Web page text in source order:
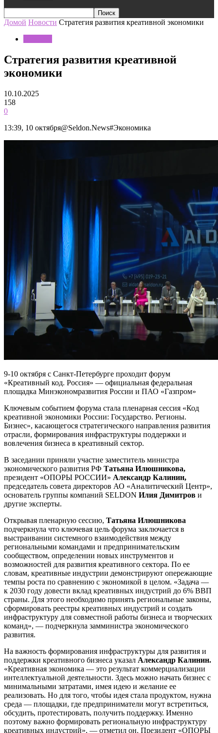
Домой Новости Стратегия развития креативной экономики
Стратегия развития креативной
экономики
10.10.2025
158
0
13:39, 10 октября@Seldon.News#Экономика
9-10 октября с Санкт-Петербурге проходит форум
«Креативный код. Россия» — официальная федеральная
площадка Минэкономразвития России и ПАО «Газпром»
Ключевым событием форума стала пленарная сессия «Код
креативной экономики России: Государство. Регионы.
Бизнес», касающегося стратегического направления развития
отрасли, формирования инфраструктуры поддержки и
вовлечения бизнеса в креативный сектор.
В заседании приняли участие заместитель министра
экономического развития РФ Татьяна Илюшникова,
президент «ОПОРЫ РОССИИ» Александр Калинин,
председатель совета директоров АО «Аналитический Центр»,
основатель группы компаний SELDON Илия Димитров и
другие эксперты.
Открывая пленарную сессию, Татьяна Илюшникова
подчеркнула что ключевая цель форума заключается в
выстраивании системного взаимодействия между
региональными командами и предпринимательским
сообществом, определении новых инструментов и
возможностей для развития креативного сектора. По ее
словам, креативные индустрии демонстрируют опережающие
темпы роста по сравнению с экономикой в целом. «Задача —
к 2030 году довести вклад креативных индустрий до 6% ВВП
страны. Для этого необходимо принять региональные законы,
сформировать реестры креативных индустрий и создать
инфраструктуру для совместной работы бизнеса и творческих
команд», — подчеркнула замминистра экономического
развития.
На важность формирования инфраструктуры для развития и
поддержки креативного бизнеса указал Александр Калинин.
«Креативная экономика — это результат коммерциализации
интеллектуальной деятельности. Здесь можно начать бизнес с
минимальными затратами, имея идею и желание ее
реализовать. Но для того, чтобы идея стала продуктом, нужна
среда — площадки, где предприниматели могут встретиться,
обсудить, протестировать, получить поддержку. Именно
поэтому важно формировать региональную инфраструктуру
креативных индустрий», — отметил он. Президент «ОПОРЫ